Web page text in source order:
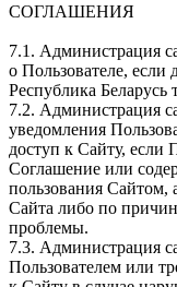
СОГЛАШЕНИЯ
7.1. Администрация
о Пользователе, если
Республика Беларусь
7.2. Администрация
уведомления
доступ к Сайту, если
Соглашение или
пользования Сайтом,
Сайта либо по
проблемы.
7.3. Администрация
Пользователем или